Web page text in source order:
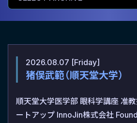
2026.08.07 [Friday]
猪俣武範（順天堂大学）
順天堂大学医学部 眼科学講座 准教
ートアップ InnoJin株式会社